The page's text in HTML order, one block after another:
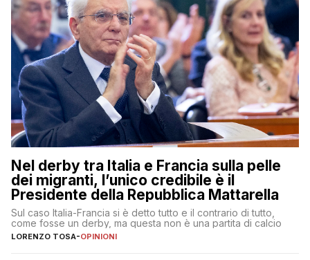
Nel derby tra Italia e Francia sulla pelle
dei migranti, l’unico credibile è il
Presidente della Repubblica Mattarella
Sul caso Italia-Francia si è detto tutto e il contrario di tutto,
come fosse un derby, ma questa non è una partita di calcio
LORENZO TOSA-OPINIONI